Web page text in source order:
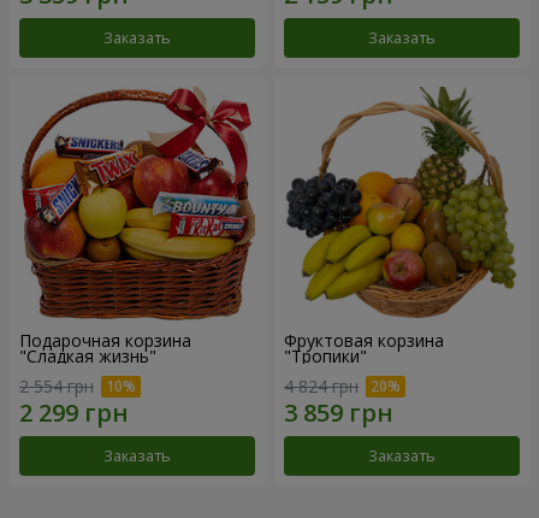
Заказать Заказать
Подарочная корзина
"Сладкая жизнь"
2 554 грн
Заказать
Фруктовая корзина
"Тропики"
4 824 грн
Заказать